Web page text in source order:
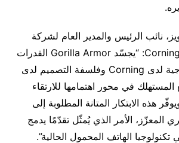
نائب الرئيس والمدير العام لشركة
Corning® Gorilla® Glass: “يجسّد Gorilla Armor القدرات
والإمكانات التكنولوجية لدى Corning وفلسفة التصميم لدى
في محور اهتمامها للارتقاء
هذه الابتكار المتانة المطلوبة إلى
المعزّز، الأمر الذي يُمثّل تقدّمًا يدمج
الهاتف المحمول الحالية”.